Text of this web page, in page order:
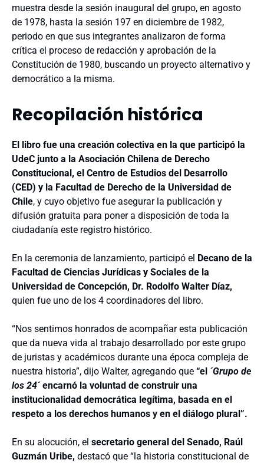
muestra desde la sesión inaugural del grupo, en agosto
de 1978, hasta la sesión 197 en diciembre de 1982,
periodo en que sus integrantes analizaron de forma
crítica el proceso de redacción y aprobación de la
Constitución de 1980, buscando un proyecto alternativo y
democrático a la misma.
Recopilación histórica
El libro fue una creación colectiva en la que participó la
UdeC junto a la Asociación Chilena de Derecho
Constitucional, el Centro de Estudios del Desarrollo
(CED) y la Facultad de Derecho de la Universidad de
Chile, y cuyo objetivo fue asegurar la publicación y
difusión gratuita para poner a disposición de toda la
ciudadanía este registro histórico.
En la ceremonia de lanzamiento, participó el Decano de la
Facultad de Ciencias Jurídicas y Sociales de la
Universidad de Concepción, Dr. Rodolfo Walter Díaz,
quien fue uno de los 4 coordinadores del libro.
“Nos sentimos honrados de acompañar esta publicación
que da nueva vida al trabajo desarrollado por este grupo
de juristas y académicos durante una época compleja de
nuestra historia”, dijo Walter, agregando que “el ´Grupo de
los 24´encarnó la voluntad de construir una
institucionalidad democrática legítima, basada en el
respeto a los derechos humanos y en el diálogo plural”.
En su alocución, el secretario general del Senado, Raúl
Guzmán Uribe, destacó que “la historia constitucional de